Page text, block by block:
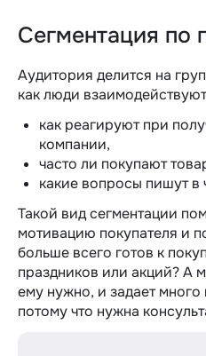
Сегментация по
Аудитория делится на
как люди
как реагируют при
компании,
часто ли покупают
какие вопросы пишут в
Такой вид сегментации
мотивацию покупателя и
больше всего готов к
праздников или акций? А
ему нужно, и задает
потому что нужна